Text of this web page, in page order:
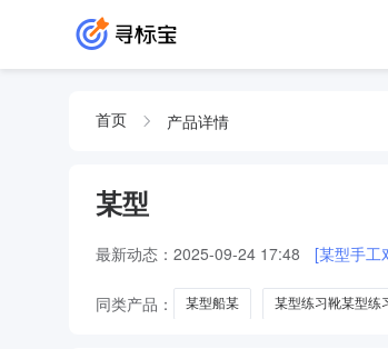
首页 产品详情
某型
最新动态： 2025-09-24 17:48 [某型手工
同类产品： 某型船某 某型练习靴某型练